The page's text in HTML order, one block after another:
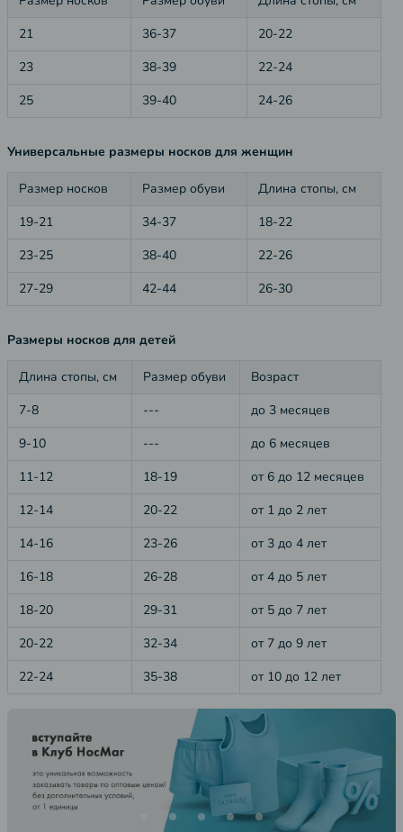
21
36-37
20-22
23
38-39
22-24
25
39-40 24-26
Универсальные размеры носков для женщин
Размер носков Размер обуви
Длина стопы, см
19-21
34-37
18-22
23-25
38-40
22-26
27-29
42-44 26-30
Размеры носков для детей
Длина стопы, см Размер обуви
Возраст
7-8
---
до 3 месяцев
9-10
---
до 6 месяцев
11-12
18-19
от 6 до 12 месяцев
12-14
20-22
от 1 до 2 лет
14-16
23-26
от 3 до 4 лет
16-18
26-28
от 4 до 5 лет
18-20
29-31
от 5 до 7 лет
20-22
32-34
от 7 до 9 лет
22-24
35-38 от 10 до 12 лет